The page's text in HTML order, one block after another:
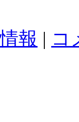
報 | コ